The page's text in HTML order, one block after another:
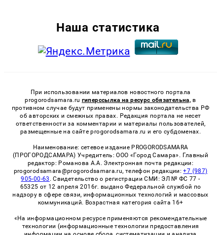
Наша статистика
При использовании материалов новостного портала
progorodsamara.ru гиперссылка на ресурс обязательна, в
противном случае будут применены нормы законодательства РФ
об авторских и смежных правах. Редакция портала не несет
ответственности за комментарии и материалы пользователей,
размещенные на сайте progorodsamara.ru и его субдоменах.
Наименование: сетевое издание PROGORODSAMARA
(ПРОГОРОДСАМАРА) Учредитель: ООО «Город Самара». Главный
редактор: Романова А.А. Электронная почта редакции:
progorodsamara@progorodsamara.ru, телефон редакции:+7 (987)
905-00-63 . Свидетельство о регистрации СМИ: ЭЛ № ФС 77 -
65325 от 12 апреля 2016г. выдано Федеральной службой по
надзору в сфере связи, информационных технологий и массовых
коммуникаций. Возрастная категория сайта 16+
«На информационном ресурсе применяются рекомендательные
технологии (информационные технологии предоставления